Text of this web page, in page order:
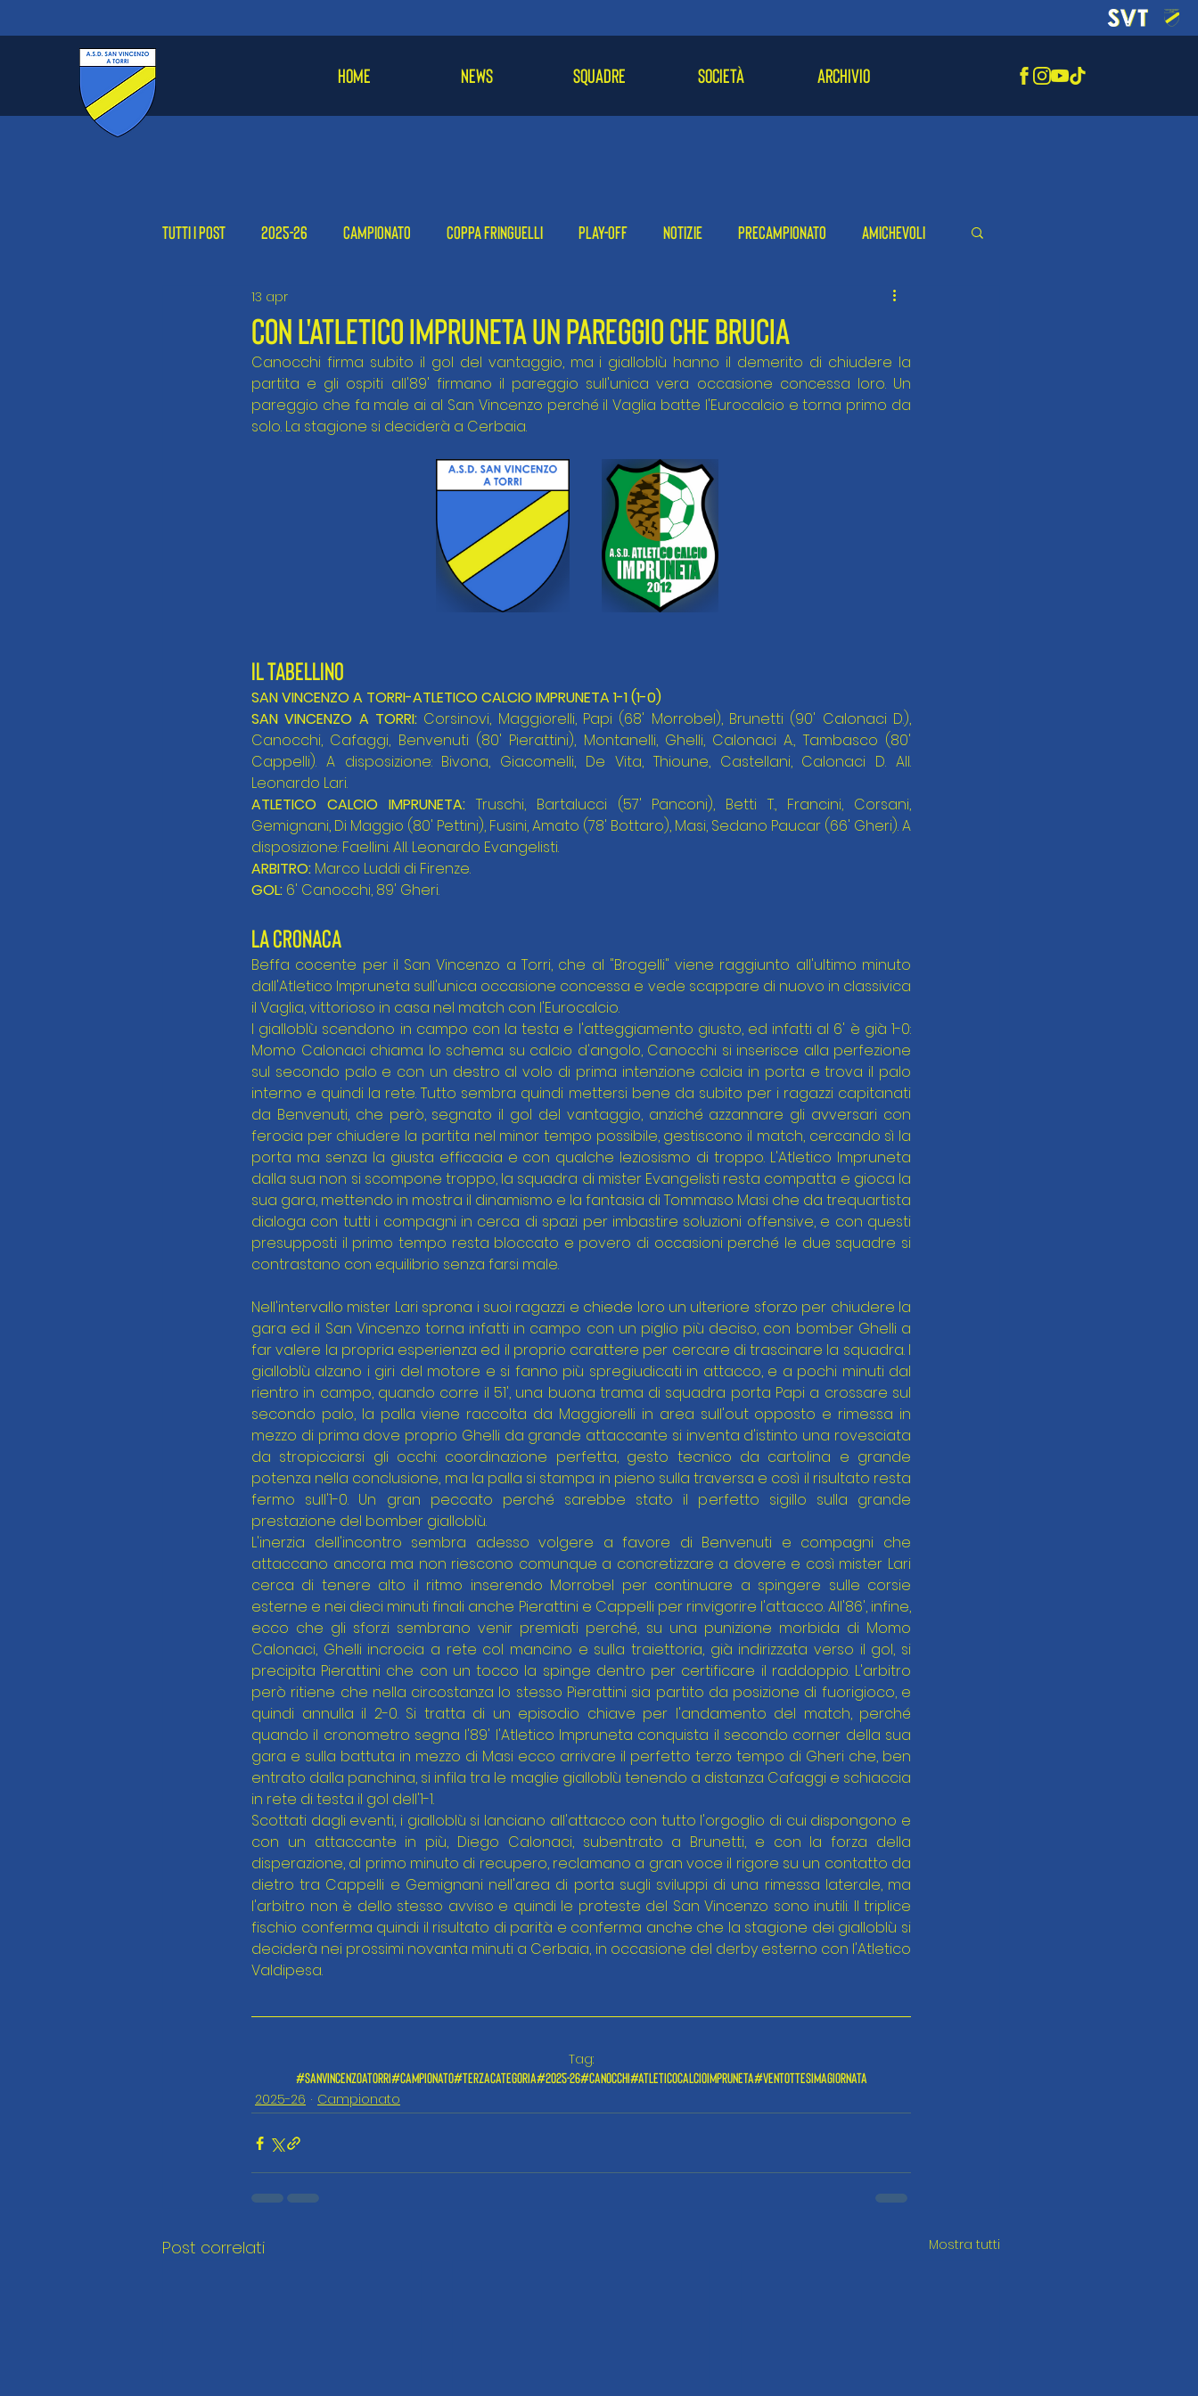
HOME NEWS SQUADRE SOCIETÀ ARCHIVIO
Tutti i post 2025-26 Campionato Coppa Fringuelli Play-off Notizie Precampionato Amichevoli
Femminile
CON L'ATLETICO IMPRUNETA UN PAREGGIO CHE BRUCIA
13 apr
Canocchi firma subito il gol del vantaggio, ma i gialloblù hanno il demerito di chiudere la
partita e gli ospiti all'89' firmano il pareggio sull'unica vera occasione concessa loro. Un
pareggio che fa male ai al San Vincenzo perché il Vaglia batte l'Eurocalcio e torna primo da
solo. La stagione si deciderà a Cerbaia.
IL TABELLINO
SAN VINCENZO A TORRI-ATLETICO CALCIO IMPRUNETA 1-1 (1-0)
SAN VINCENZO A TORRI: Corsinovi, Maggiorelli, Papi (68' Morrobel), Brunetti (90' Calonaci D.),
Canocchi, Cafaggi, Benvenuti (80' Pierattini), Montanelli, Ghelli, Calonaci A., Tambasco (80'
Cappelli). A disposizione: Bivona, Giacomelli, De Vita, Thioune, Castellani, Calonaci D. All.
Leonardo Lari.
ATLETICO CALCIO IMPRUNETA: Truschi, Bartalucci (57' Panconi), Betti T., Francini, Corsani,
Gemignani, Di Maggio (80' Pettini), Fusini, Amato (78' Bottaro), Masi, Sedano Paucar (66' Gheri). A
disposizione: Faellini. All. Leonardo Evangelisti.
ARBITRO: Marco Luddi di Firenze.
GOL: 6' Canocchi, 89' Gheri.
LA CRONACA
Beffa cocente per il San Vincenzo a Torri, che al "Brogelli" viene raggiunto all'ultimo minuto
dall'Atletico Impruneta sull'unica occasione concessa e vede scappare di nuovo in classivica
il Vaglia, vittorioso in casa nel match con l'Eurocalcio.
I gialloblù scendono in campo con la testa e l'atteggiamento giusto, ed infatti al 6' è già 1-0:
Momo Calonaci chiama lo schema su calcio d'angolo, Canocchi si inserisce alla perfezione
sul secondo palo e con un destro al volo di prima intenzione calcia in porta e trova il palo
interno e quindi la rete. Tutto sembra quindi mettersi bene da subito per i ragazzi capitanati
da Benvenuti, che però, segnato il gol del vantaggio, anziché azzannare gli avversari con
ferocia per chiudere la partita nel minor tempo possibile, gestiscono il match, cercando sì la
porta ma senza la giusta efficacia e con qualche leziosismo di troppo. L'Atletico Impruneta
dalla sua non si scompone troppo, la squadra di mister Evangelisti resta compatta e gioca la
sua gara, mettendo in mostra il dinamismo e la fantasia di Tommaso Masi che da trequartista
dialoga con tutti i compagni in cerca di spazi per imbastire soluzioni offensive, e con questi
presupposti il primo tempo resta bloccato e povero di occasioni perché le due squadre si
contrastano con equilibrio senza farsi male.
Nell'intervallo mister Lari sprona i suoi ragazzi e chiede loro un ulteriore sforzo per chiudere la
gara ed il San Vincenzo torna infatti in campo con un piglio più deciso, con bomber Ghelli a
far valere la propria esperienza ed il proprio carattere per cercare di trascinare la squadra. I
gialloblù alzano i giri del motore e si fanno più spregiudicati in attacco, e a pochi minuti dal
rientro in campo, quando corre il 51', una buona trama di squadra porta Papi a crossare sul
secondo palo, la palla viene raccolta da Maggiorelli in area sull'out opposto e rimessa in
mezzo di prima dove proprio Ghelli da grande attaccante si inventa d'istinto una rovesciata
da stropicciarsi gli occhi: coordinazione perfetta, gesto tecnico da cartolina e grande
potenza nella conclusione, ma la palla si stampa in pieno sulla traversa e così il risultato resta
fermo sull'1-0. Un gran peccato perché sarebbe stato il perfetto sigillo sulla grande
prestazione del bomber gialloblù.
L'inerzia dell'incontro sembra adesso volgere a favore di Benvenuti e compagni che
attaccano ancora ma non riescono comunque a concretizzare a dovere e così mister Lari
cerca di tenere alto il ritmo inserendo Morrobel per continuare a spingere sulle corsie
esterne e nei dieci minuti finali anche Pierattini e Cappelli per rinvigorire l'attacco. All'86', infine,
ecco che gli sforzi sembrano venir premiati perché, su una punizione morbida di Momo
Calonaci, Ghelli incrocia a rete col mancino e sulla traiettoria, già indirizzata verso il gol, si
precipita Pierattini che con un tocco la spinge dentro per certificare il raddoppio. L'arbitro
però ritiene che nella circostanza lo stesso Pierattini sia partito da posizione di fuorigioco, e
quindi annulla il 2-0. Si tratta di un episodio chiave per l'andamento del match, perché
quando il cronometro segna l'89' l'Atletico Impruneta conquista il secondo corner della sua
gara e sulla battuta in mezzo di Masi ecco arrivare il perfetto terzo tempo di Gheri che, ben
entrato dalla panchina, si infila tra le maglie gialloblù tenendo a distanza Cafaggi e schiaccia
in rete di testa il gol dell'1-1.
Scottati dagli eventi, i gialloblù si lanciano all'attacco con tutto l'orgoglio di cui dispongono e
con un attaccante in più, Diego Calonaci, subentrato a Brunetti, e con la forza della
disperazione, al primo minuto di recupero, reclamano a gran voce il rigore su un contatto da
dietro tra Cappelli e Gemignani nell'area di porta sugli sviluppi di una rimessa laterale, ma
l'arbitro non è dello stesso avviso e quindi le proteste del San Vincenzo sono inutili. Il triplice
fischio conferma quindi il risultato di parità e conferma anche che la stagione dei gialloblù si
deciderà nei prossimi novanta minuti a Cerbaia, in occasione del derby esterno con l'Atletico
Valdipesa.
Tag:
#sanvincenzoatorri#campionato#terzacategoria#2025-26#canocchi#atleticocalcioimpruneta#ventottesimagiornata
2025-26 Campionato
Post correlati Mostra tutti